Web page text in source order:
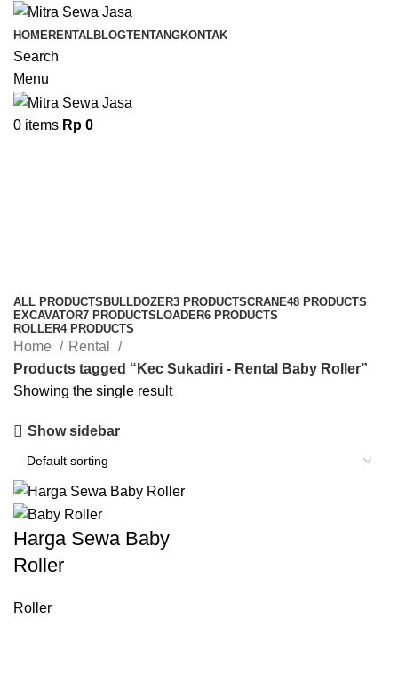
HOMERENTALBLOGTENTANGKONTAK
Search
Menu
0 items Rp 0
ALL PRODUCTSBULLDOZER3 PRODUCTSCRANE48 PRODUCTS
EXCAVATOR7 PRODUCTSLOADER6 PRODUCTS
ROLLER4 PRODUCTS
Home
Rental
Products tagged “Kec Sukadiri - Rental Baby Roller”
Showing the single result
Show sidebar
Harga Sewa Baby
Roller
Roller